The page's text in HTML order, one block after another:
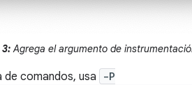
Agrega el argumento de
de comandos, usa
-P